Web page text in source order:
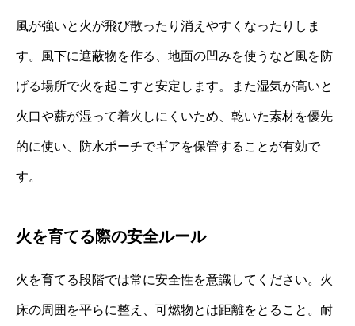
風が強いと火が飛び散ったり消えやすくなったりしま
す。風下に遮蔽物を作る、地面の凹みを使うなど風を防
げる場所で火を起こすと安定します。また湿気が高いと
火口や薪が湿って着火しにくいため、乾いた素材を優先
的に使い、防水ポーチでギアを保管することが有効で
す。
火を育てる際の安全ルール
火を育てる段階では常に安全性を意識してください。火
床の周囲を平らに整え、可燃物とは距離をとること。耐